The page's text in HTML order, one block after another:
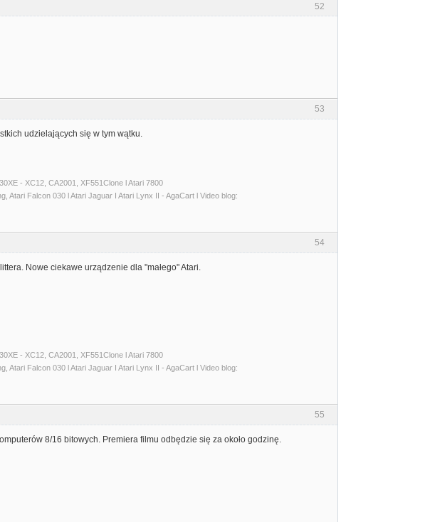
52
53
udzielających się w tym wątku.
- XC12, CA2001, XF551Clone l Atari 7800
Atari Falcon 030 l Atari Jaguar I Atari Lynx II - AgaCart l Video blog:
54
Nowe ciekawe urządzenie dla "małego" Atari.
- XC12, CA2001, XF551Clone l Atari 7800
Atari Falcon 030 l Atari Jaguar I Atari Lynx II - AgaCart l Video blog:
55
8/16 bitowych. Premiera filmu odbędzie się za około godzinę.